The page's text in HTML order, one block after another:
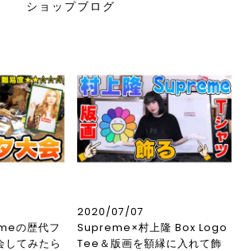
ショップブログ
の歴代フ
してみたら
2020/07/07
Supreme×村上隆 Box Logo
Tee＆版画を額縁に入れて飾